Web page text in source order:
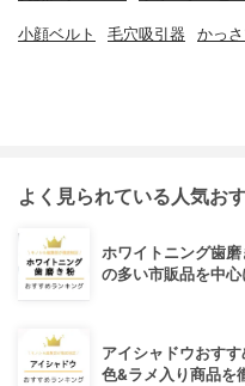
小顔ベルト 毛穴吸引器 かっ
よく見られている人気お
ホワイトニング歯
の多い市販品を中心
アイシャドウおす
色&ラメ入り商品を